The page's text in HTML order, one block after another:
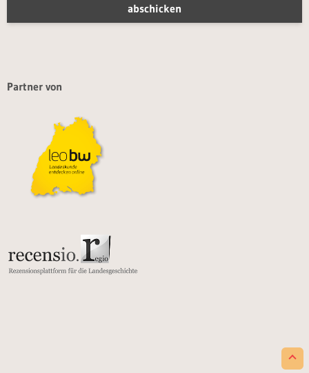
Partner von